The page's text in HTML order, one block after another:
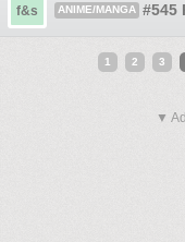
f&s ANIME/MANGA #545
1 2 3
▼